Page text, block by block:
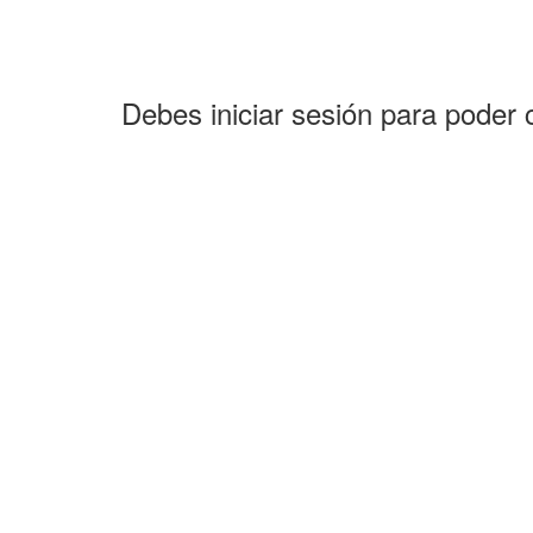
Debes iniciar sesión para poder